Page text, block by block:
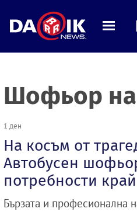
Шофьор на
1 ден
На косъм от
Автобусен
потребности
Бързата и професионална